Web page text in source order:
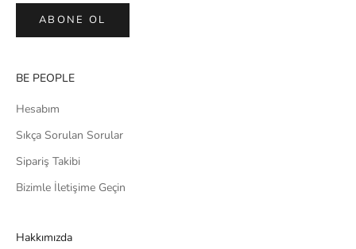
ABONE OL
BE PEOPLE
Hesabım
Sıkça Sorulan Sorular
Sipariş Takibi
Bizimle İletişime Geçin
Hakkımızda